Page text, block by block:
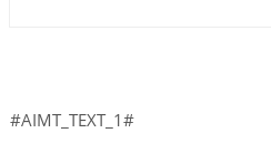
#AIMT_TEXT_1#